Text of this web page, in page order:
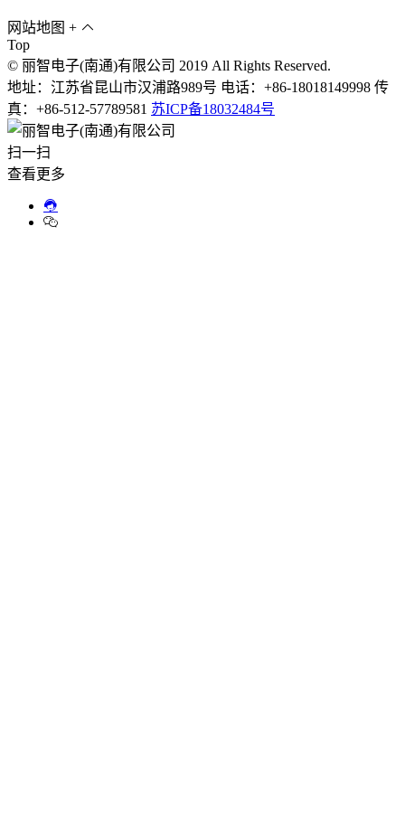
网站地图 +
Top
© 丽智电子(南通)有限公司 2019 All Rights Reserved.
地址：江苏省昆山市汉浦路989号 电话：+86-18018149998 传
真：+86-512-57789581 苏ICP备18032484号
扫一扫
查看更多